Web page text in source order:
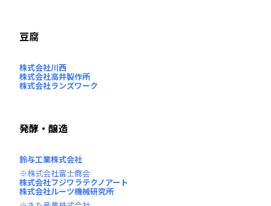
豆腐
株式会社川西
株式会社高井製作所
株式会社ランズワーク
発酵・醸造
鈴与工業株式会社
株式会社富士商会
株式会社フジワラテクノアート
株式会社ルーツ機械研究所